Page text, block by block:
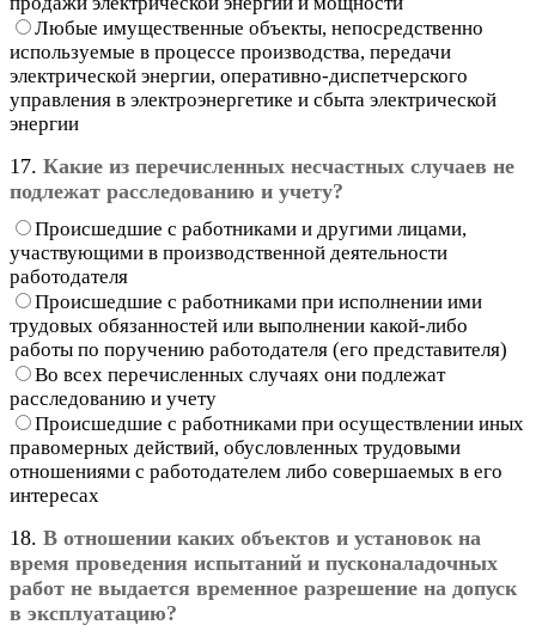
Любые имущественные объекты, непосредственно
используемые в процессе производства, передачи
электрической энергии, оперативно-диспетчерского
управления в электроэнергетике и сбыта электрической
энергии
17. Какие из перечисленных несчастных случаев не
подлежат расследованию и учету?
Происшедшие с работниками и другими лицами,
участвующими в производственной деятельности
работодателя
Происшедшие с работниками при исполнении ими
трудовых обязанностей или выполнении какой-либо
работы по поручению работодателя (его представителя)
Во всех перечисленных случаях они подлежат
расследованию и учету
Происшедшие с работниками при осуществлении иных
правомерных действий, обусловленных трудовыми
отношениями с работодателем либо совершаемых в его
интересах
18. В отношении каких объектов и установок на
время проведения испытаний и пусконаладочных
работ не выдается временное разрешение на допуск
в эксплуатацию?